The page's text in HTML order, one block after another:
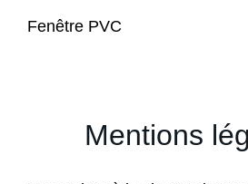
Fenêtre PVC
Mentions